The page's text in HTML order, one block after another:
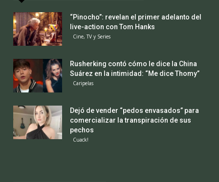
“Pinocho”: revelan el primer adelanto del
live-action con Tom Hanks
Cine, TV y Series
Rusherking contó cómo le dice la China
Suárez en la intimidad: “Me dice Thomy”
Caripelas
Dejó de vender “pedos envasados” para
comercializar la transpiración de sus
pechos
Cuack!